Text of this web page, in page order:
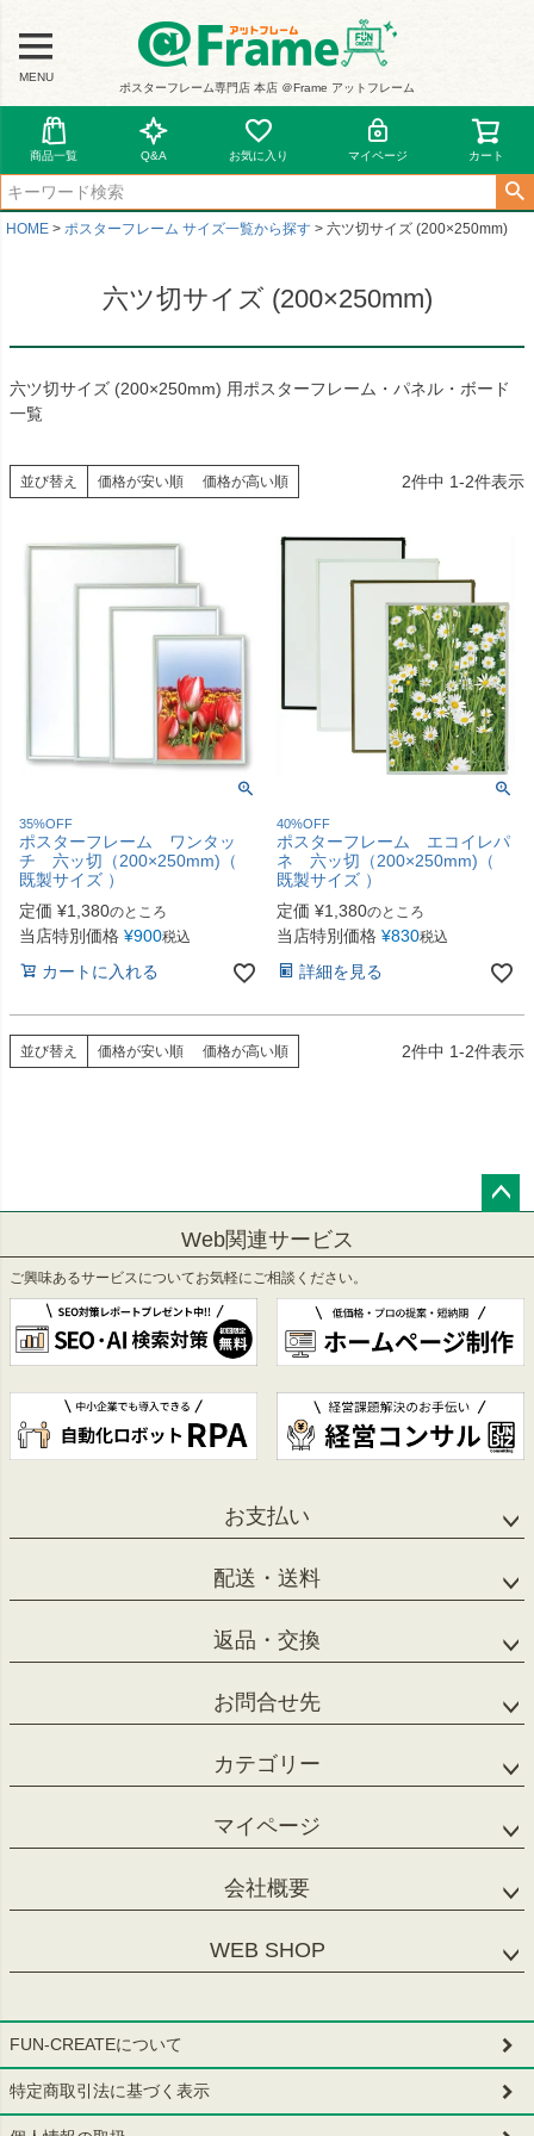
MENU
ポスターフレーム専門店 本店 ＠Frame アットフレーム
商品一覧 Q&A お気に入り マイページ カート
HOME ポスターフレーム サイズ一覧から探す 六ツ切サイズ (200×250mm)
六ツ切サイズ (200×250mm)
六ツ切サイズ (200×250mm) 用ポスターフレーム・パネル・ボード
一覧
並び替え 価格が安い順 価格が高い順 2件中 1-2件表示
35%OFF
ポスターフレーム ワンタッ
チ 六ッ切（200×250mm)（
既製サイズ ）
定価 ¥1,380のところ
当店特別価格 ¥900税込
カートに入れる
40%OFF
ポスターフレーム エコイレパ
ネ 六ッ切（200×250mm)（
既製サイズ ）
定価 ¥1,380のところ
当店特別価格 ¥830税込
詳細を見る
並び替え 価格が安い順 価格が高い順 2件中 1-2件表示
へ
Web関連サービス
ご興味あるサービスについてお気軽にご相談ください。
お支払い
配送・送料
返品・交換
お問合せ先
カテゴリー
マイページ
会社概要
WEB SHOP
FUN-CREATEについて
特定商取引法に基づく表示